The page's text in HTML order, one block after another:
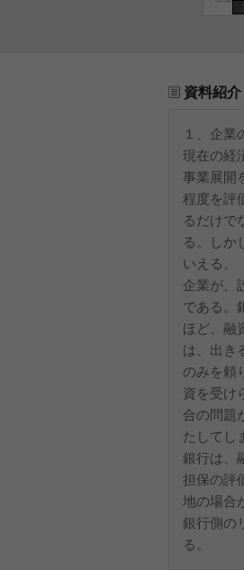
資料紹介
１、企業
現在の経
事業展開
程度を評
るだけで
る。しか
いえる。
企業が、
である。
ほど、融
は、出き
のみを頼
資を受け
合の問題
たしてし
銀行は、
担保の評
地の場合
銀行側の
る。